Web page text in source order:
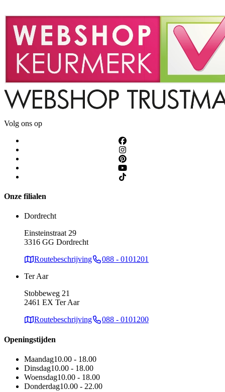
Volg ons op
Onze filialen
Dordrecht
Einsteinstraat 29
3316 GG Dordrecht
Routebeschrijving
088 - 0101201
Ter Aar
Stobbeweg 21
2461 EX Ter Aar
Routebeschrijving
088 - 0101200
Openingstijden
Maandag10.00 - 18.00
Dinsdag10.00 - 18.00
Woensdag10.00 - 18.00
Donderdag10.00 - 22.00